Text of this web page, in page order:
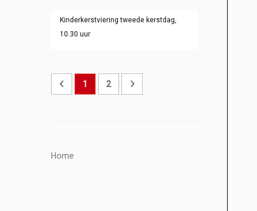
Kinderkerstviering tweede kerstdag,
10.30 uur
1 2
Home